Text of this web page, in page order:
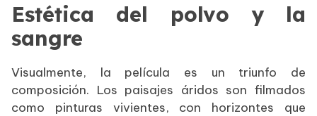
Estética del polvo y la
sangre
Visualmente, la película es un triunfo de
composición. Los paisajes áridos son filmados
como pinturas vivientes, con horizontes que